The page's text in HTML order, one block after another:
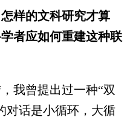
样的文科研究才算
者应如何重建这种联
我曾提出过一种“双
对话是小循环，大循